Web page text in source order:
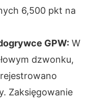
6,500 pkt na
GPW: W
dzwonku,
Zaksięgowanie